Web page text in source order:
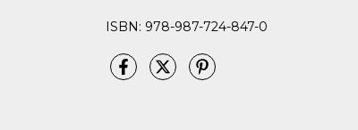
ISBN: 978-987-724-847-0